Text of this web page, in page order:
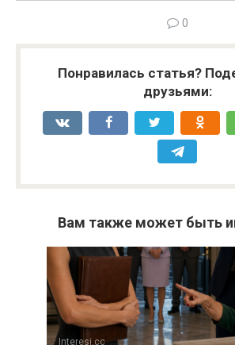
0
Понравилась статья?
друзьями:
Вам также может быть
Interesi.cc